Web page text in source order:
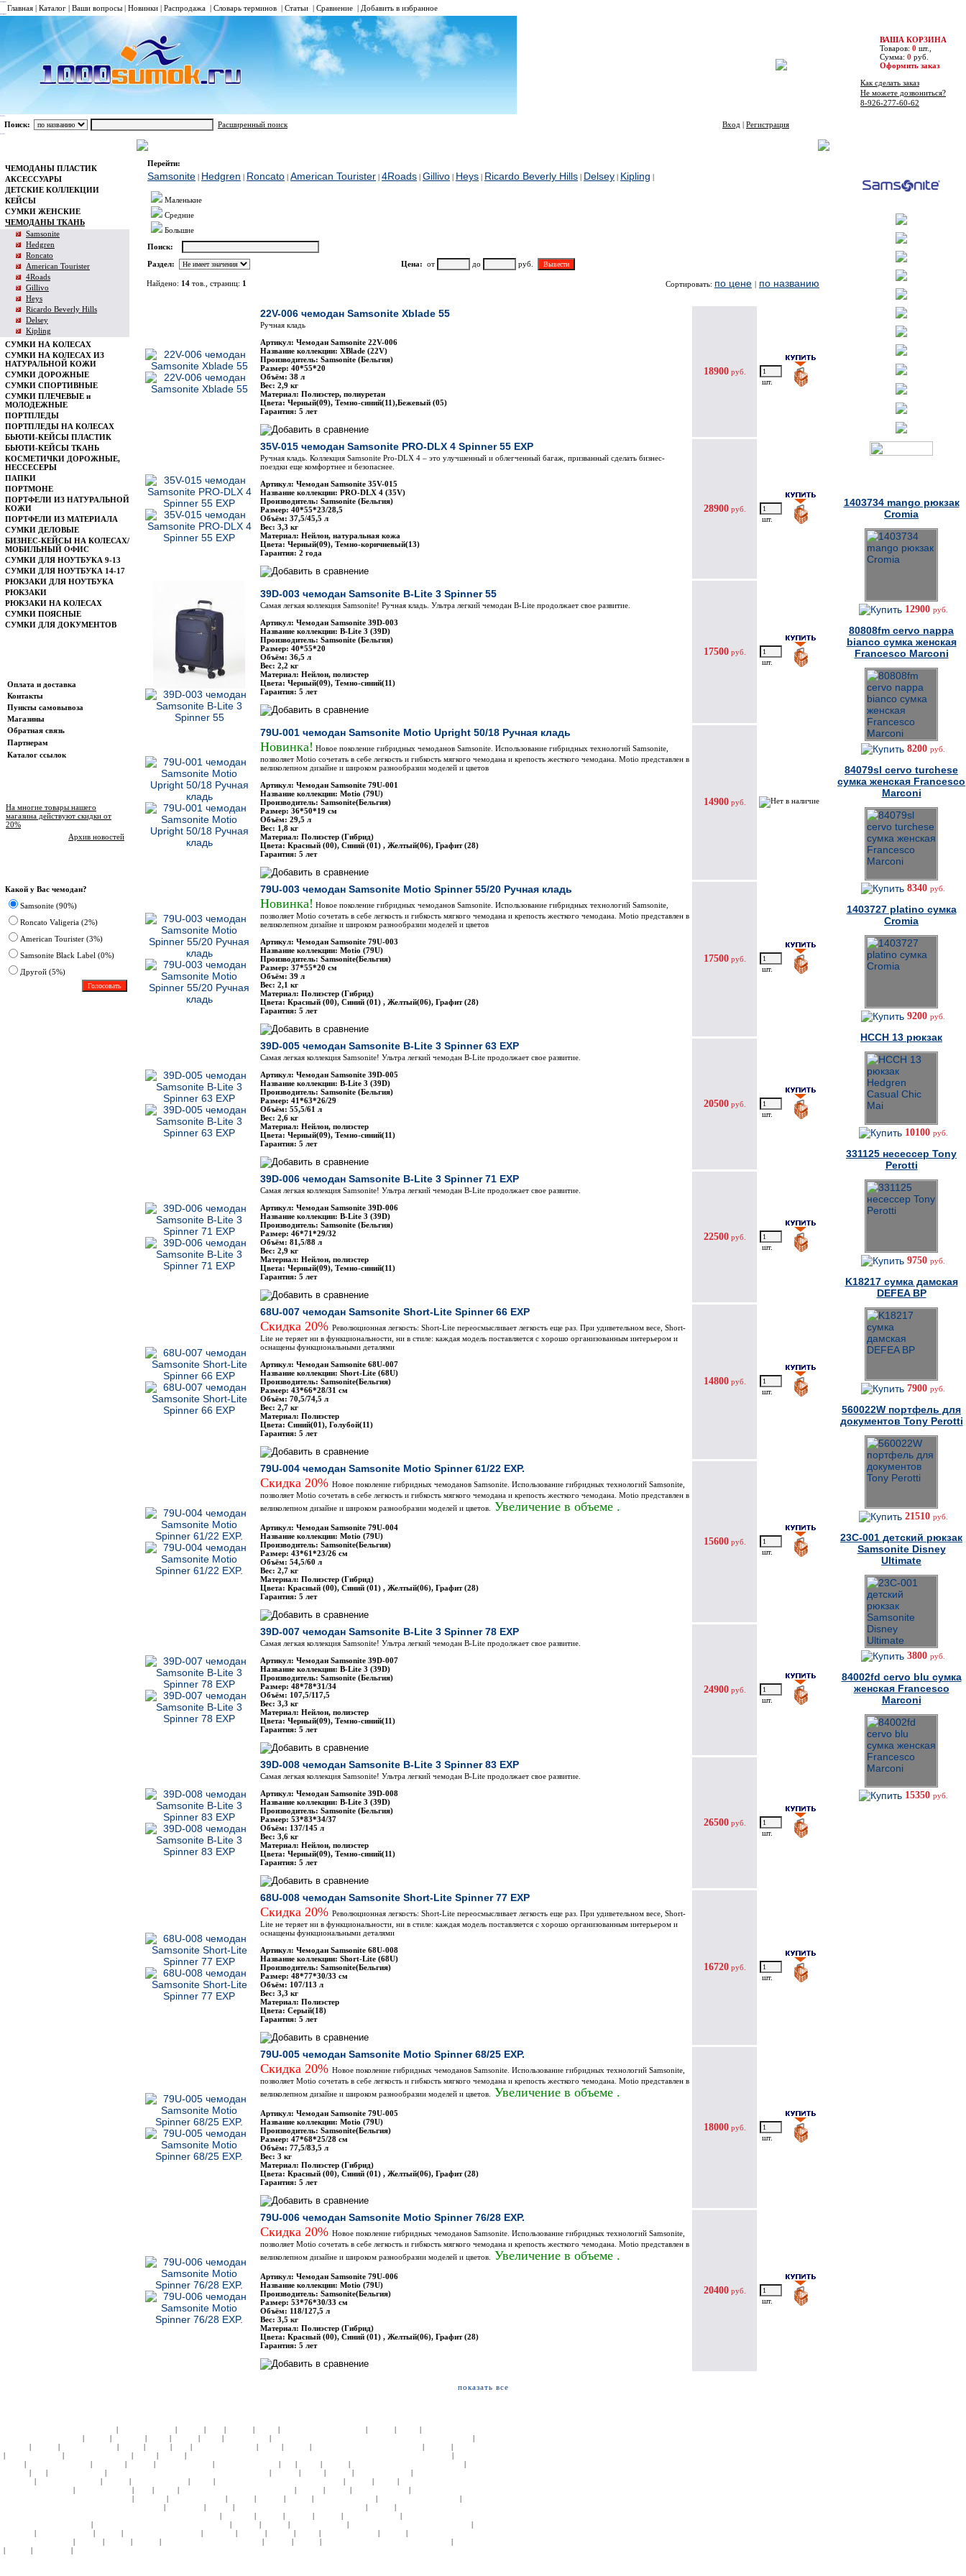
Главная | Каталог | Ваши вопросы | Новинки | Распродажа | Словарь терминов | Статьи | Сравнение | Добавить в избранное
Поиск: Расширенный поиск Вход | Регистрация
ВАША КОРЗИНА
Товаров: 0 шт.,
Сумма: 0 руб.
Оформить заказ
Как сделать заказ
Не можете дозвониться?
8-926-277-60-62
ЧЕМОДАНЫ ПЛАСТИК
АКСЕССУАРЫ
ДЕТСКИЕ КОЛЛЕКЦИИ
КЕЙСЫ
СУМКИ ЖЕНСКИЕ
ЧЕМОДАНЫ ТКАНЬ
Samsonite
Hedgren
Roncato
American Tourister
4Roads
Gillivo
Heys
Ricardo Beverly Hills
Delsey
Kipling
СУМКИ НА КОЛЕСАХ
СУМКИ НА КОЛЕСАХ ИЗ
НАТУРАЛЬНОЙ КОЖИ
СУМКИ ДОРОЖНЫЕ
СУМКИ СПОРТИВНЫЕ
СУМКИ ПЛЕЧЕВЫЕ и
МОЛОДЕЖНЫЕ
ПОРТПЛЕДЫ
ПОРТПЛЕДЫ НА КОЛЕСАХ
БЬЮТИ-КЕЙСЫ ПЛАСТИК
БЬЮТИ-КЕЙСЫ ТКАНЬ
КОСМЕТИЧКИ ДОРОЖНЫЕ,
НЕССЕСЕРЫ
ПАПКИ
ПОРТМОНЕ
ПОРТФЕЛИ ИЗ НАТУРАЛЬНОЙ
КОЖИ
ПОРТФЕЛИ ИЗ МАТЕРИАЛА
СУМКИ ДЕЛОВЫЕ
БИЗНЕС-КЕЙСЫ НА КОЛЕСАХ/
МОБИЛЬНЫЙ ОФИС
СУМКИ ДЛЯ НОУТБУКА 9-13
СУМКИ ДЛЯ НОУТБУКА 14-17
РЮКЗАКИ ДЛЯ НОУТБУКА
РЮКЗАКИ
РЮКЗАКИ НА КОЛЕСАХ
СУМКИ ПОЯСНЫЕ
СУМКИ ДЛЯ ДОКУМЕНТОВ
Оплата и доставка
Контакты
Пункты самовывоза
Магазины
Обратная связь
Партнерам
Каталог ссылок
На многие товары нашего
магазина действуют скидки от
20%
Архив новостей
Какой у Вас чемодан?
Samsonite (90%)
Roncato Valigeria (2%)
American Tourister (3%)
Samsonite Black Label (0%)
Другoй (5%)
Перейти:
Samsonite | Hedgren | Roncato | American Tourister | 4Roads | Gillivo | Heys | Ricardo Beverly Hills | Delsey | Kipling |
Маленькие
Средние
Большие
Поиск:
Раздел:
Цена: от до руб.
Найдено: 14 тов., страниц: 1 Сортировать: по цене | по названию
22V-006 чемодан Samsonite Xblade 55
Ручная кладь
Артикул: Чемодан Samsonite 22V-006
Название коллекции: XBlade (22V)
Производитель: Samsonite (Бельгия)
Размер: 40*55*20
Объём: 38 л
Вес: 2,9 кг
Материал: Полиэстер, полиуретан
Цвета: Черный(09), Темно-синий(11),Бежевый (05)
Гарантия: 5 лет
18900 руб.
шт.
35V-015 чемодан Samsonite PRO-DLX 4 Spinner 55 EXP
Ручная кладь. Коллекция Samsonite Pro-DLX 4 – это улучшенный и облегченный багаж, призванный сделать бизнес-
поездки еще комфортнее и безопаснее.
Артикул: Чемодан Samsonite 35V-015
Название коллекции: PRO-DLX 4 (35V)
Производитель: Samsonite (Бельгия)
Размер: 40*55*23/28,5
Объём: 37,5/45,5 л
Вес: 3,3 кг
Материал: Нейлон, натуральная кожа
Цвета: Черный(09), Темно-коричневый(13)
Гарантия: 2 года
28900 руб.
шт.
39D-003 чемодан Samsonite B-Lite 3 Spinner 55
Самая легкая коллекция Samsonite! Ручная кладь. Ультра легкий чемодан B-Lite продолжает свое развитие.
Артикул: Чемодан Samsonite 39D-003
Название коллекции: B-Lite 3 (39D)
Производитель: Samsonite (Бельгия)
Размер: 40*55*20
Объём: 36,5 л
Вес: 2,2 кг
Материал: Нейлон, полиэстер
Цвета: Черный(09), Темно-синий(11)
Гарантия: 5 лет
17500 руб.
шт.
79U-001 чемодан Samsonite Motio Upright 50/18 Ручная кладь
Новинка! Новое поколение гибридных чемоданов Samsonite. Использование гибридных технологий Samsonite,
позволяет Motio сочетать в себе легкость и гибкость мягкого чемодана и крепость жесткого чемодана. Motio представлен в
великолепном дизайне и широком разнообразии моделей и цветов
Артикул: Чемодан Samsonite 79U-001
Название коллекции: Motio (79U)
Производитель: Samsonite(Бельгия)
Размер: 36*50*19 см
Объём: 29,5 л
Вес: 1,8 кг
Материал: Полиэстер (Гибрид)
Цвета: Красный (00), Синий (01) , Желтый(06), Графит (28)
Гарантия: 5 лет
14900 руб.
79U-003 чемодан Samsonite Motio Spinner 55/20 Ручная кладь
Новинка! Новое поколение гибридных чемоданов Samsonite. Использование гибридных технологий Samsonite,
позволяет Motio сочетать в себе легкость и гибкость мягкого чемодана и крепость жесткого чемодана. Motio представлен в
великолепном дизайне и широком разнообразии моделей и цветов
Артикул: Чемодан Samsonite 79U-003
Название коллекции: Motio (79U)
Производитель: Samsonite(Бельгия)
Размер: 37*55*20 см
Объём: 39 л
Вес: 2,1 кг
Материал: Полиэстер (Гибрид)
Цвета: Красный (00), Синий (01) , Желтый(06), Графит (28)
Гарантия: 5 лет
17500 руб.
шт.
39D-005 чемодан Samsonite B-Lite 3 Spinner 63 EXP
Самая легкая коллекция Samsonite! Ультра легкий чемодан B-Lite продолжает свое развитие.
Артикул: Чемодан Samsonite 39D-005
Название коллекции: B-Lite 3 (39D)
Производитель: Samsonite (Бельгия)
Размер: 41*63*26/29
Объём: 55,5/61 л
Вес: 2,6 кг
Материал: Нейлон, полиэстер
Цвета: Черный(09), Темно-синий(11)
Гарантия: 5 лет
20500 руб.
шт.
39D-006 чемодан Samsonite B-Lite 3 Spinner 71 EXP
Самая легкая коллекция Samsonite! Ультра легкий чемодан B-Lite продолжает свое развитие.
Артикул: Чемодан Samsonite 39D-006
Название коллекции: B-Lite 3 (39D)
Производитель: Samsonite (Бельгия)
Размер: 46*71*29/32
Объём: 81,5/88 л
Вес: 2,9 кг
Материал: Нейлон, полиэстер
Цвета: Черный(09), Темно-синий(11)
Гарантия: 5 лет
22500 руб.
шт.
68U-007 чемодан Samsonite Short-Lite Spinner 66 EXP
Скидка 20% Революционная легкость: Short-Lite переосмысливает легкость еще раз. При удиветельном весе, Short-
Lite не теряет ни в функциональности, ни в стиле: каждая модель поставляется с хорошо организованным интерьером и
оснащены функциональными деталями
Артикул: Чемодан Samsonite 68U-007
Название коллекции: Short-Lite (68U)
Производитель: Samsonite(Бельгия)
Размер: 43*66*28/31 см
Объём: 70,5/74,5 л
Вес: 2,7 кг
Материал: Полиэстер
Цвета: Синий(01), Голубой(11)
Гарантия: 5 лет
14800 руб.
шт.
79U-004 чемодан Samsonite Motio Spinner 61/22 EXP.
Скидка 20% Новое поколение гибридных чемоданов Samsonite. Использование гибридных технологий Samsonite,
позволяет Motio сочетать в себе легкость и гибкость мягкого чемодана и крепость жесткого чемодана. Motio представлен в
великолепном дизайне и широком разнообразии моделей и цветов.
Увеличение в объеме .
Артикул: Чемодан Samsonite 79U-004
Название коллекции: Motio (79U)
Производитель: Samsonite(Бельгия)
Размер: 43*61*23/26 см
Объём: 54,5/60 л
Вес: 2,7 кг
Материал: Полиэстер (Гибрид)
Цвета: Красный (00), Синий (01) , Желтый(06), Графит (28)
Гарантия: 5 лет
15600 руб.
шт.
39D-007 чемодан Samsonite B-Lite 3 Spinner 78 EXP
Самая легкая коллекция Samsonite! Ультра легкий чемодан B-Lite продолжает свое развитие.
Артикул: Чемодан Samsonite 39D-007
Название коллекции: B-Lite 3 (39D)
Производитель: Samsonite (Бельгия)
Размер: 48*78*31/34
Объём: 107,5/117,5
Вес: 3,3 кг
Материал: Нейлон, полиэстер
Цвета: Черный(09), Темно-синий(11)
Гарантия: 5 лет
24900 руб.
шт.
39D-008 чемодан Samsonite B-Lite 3 Spinner 83 EXP
Самая легкая коллекция Samsonite! Ультра легкий чемодан B-Lite продолжает свое развитие.
Артикул: Чемодан Samsonite 39D-008
Название коллекции: B-Lite 3 (39D)
Производитель: Samsonite (Бельгия)
Размер: 53*83*34/37
Объём: 137/145 л
Вес: 3,6 кг
Материал: Нейлон, полиэстер
Цвета: Черный(09), Темно-синий(11)
Гарантия: 5 лет
26500 руб.
шт.
68U-008 чемодан Samsonite Short-Lite Spinner 77 EXP
Скидка 20% Революционная легкость: Short-Lite переосмысливает легкость еще раз. При удиветельном весе, Short-
Lite не теряет ни в функциональности, ни в стиле: каждая модель поставляется с хорошо организованным интерьером и
оснащены функциональными деталями
Артикул: Чемодан Samsonite 68U-008
Название коллекции: Short-Lite (68U)
Производитель: Samsonite(Бельгия)
Размер: 48*77*30/33 см
Объём: 107/113 л
Вес: 3,3 кг
Материал: Полиэстер
Цвета: Серый(18)
Гарантия: 5 лет
16720 руб.
шт.
79U-005 чемодан Samsonite Motio Spinner 68/25 EXP.
Скидка 20% Новое поколение гибридных чемоданов Samsonite. Использование гибридных технологий Samsonite,
позволяет Motio сочетать в себе легкость и гибкость мягкого чемодана и крепость жесткого чемодана. Motio представлен в
великолепном дизайне и широком разнообразии моделей и цветов.
Увеличение в объеме .
Артикул: Чемодан Samsonite 79U-005
Название коллекции: Motio (79U)
Производитель: Samsonite(Бельгия)
Размер: 47*68*25/28 см
Объём: 77,5/83,5 л
Вес: 3 кг
Материал: Полиэстер (Гибрид)
Цвета: Красный (00), Синий (01) , Желтый(06), Графит (28)
Гарантия: 5 лет
18000 руб.
шт.
79U-006 чемодан Samsonite Motio Spinner 76/28 EXP.
Скидка 20% Новое поколение гибридных чемоданов Samsonite. Использование гибридных технологий Samsonite,
позволяет Motio сочетать в себе легкость и гибкость мягкого чемодана и крепость жесткого чемодана. Motio представлен в
великолепном дизайне и широком разнообразии моделей и цветов.
Увеличение в объеме .
Артикул: Чемодан Samsonite 79U-006
Название коллекции: Motio (79U)
Производитель: Samsonite(Бельгия)
Размер: 53*76*30/33 см
Объём: 118/127,5 л
Вес: 3,5 кг
Материал: Полиэстер (Гибрид)
Цвета: Красный (00), Синий (01) , Желтый(06), Графит (28)
Гарантия: 5 лет
20400 руб.
шт.
показать все
1403734 mango рюкзак
Cromia
12900 руб.
80808fm cervo nappa
bianco сумка женская
Francesco Marconi
8200 руб.
84079sl cervo turchese
сумка женская Francesco
Marconi
8340 руб.
1403727 platino сумка
Cromia
9200 руб.
HCCH 13 рюкзак
10100 руб.
331125 несессер Tony
Perotti
9750 руб.
K18217 cумка дамская
DEFEA BP
7900 руб.
560022W портфель для
документов Tony Perotti
21510 руб.
23C-001 детский рюкзак
Samsonite Disney
Ultimate
3800 руб.
84002fd cervo blu сумка
женская Francesco
Marconi
15350 руб.
| | | | | | | | |
| | | | | | | |
| | | | | | | | | | |
| | | | | |
| | | | | | | | | |
| | | | | | | |
| | | | | | | |
| | | | | | | |
| | | | | | | |
| | | | |
| | | | | |
| | | | | |
| | | | | | | | | |
| | | | | | | |
| | |